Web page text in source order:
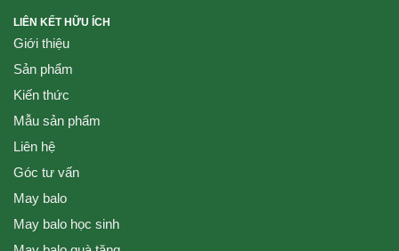
LIÊN KẾT HỮU ÍCH
Giới thiệu
Sản phẩm
Kiến thức
Mẫu sản phẩm
Liên hệ
Góc tư vấn
May balo
May balo học sinh